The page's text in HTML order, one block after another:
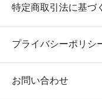
特定商取引法に基づ
プライバシーポリシ
お問い合わせ